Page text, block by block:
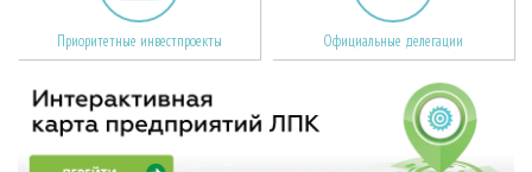
Приоритетные инвестпроекты Официальные делегации